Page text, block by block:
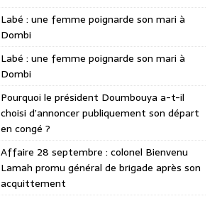
Labé : une femme poignarde son mari à
Dombi
Labé : une femme poignarde son mari à
Dombi
Pourquoi le président Doumbouya a-t-il
choisi d’annoncer publiquement son départ
en congé ?
Affaire 28 septembre : colonel Bienvenu
Lamah promu général de brigade après son
acquittement